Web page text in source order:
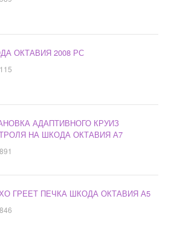
ОКТАВИЯ 2008 РС
АДАПТИВНОГО КРУИЗ
НА ШКОДА ОКТАВИЯ А7
ГРЕЕТ ПЕЧКА ШКОДА ОКТАВИЯ А5